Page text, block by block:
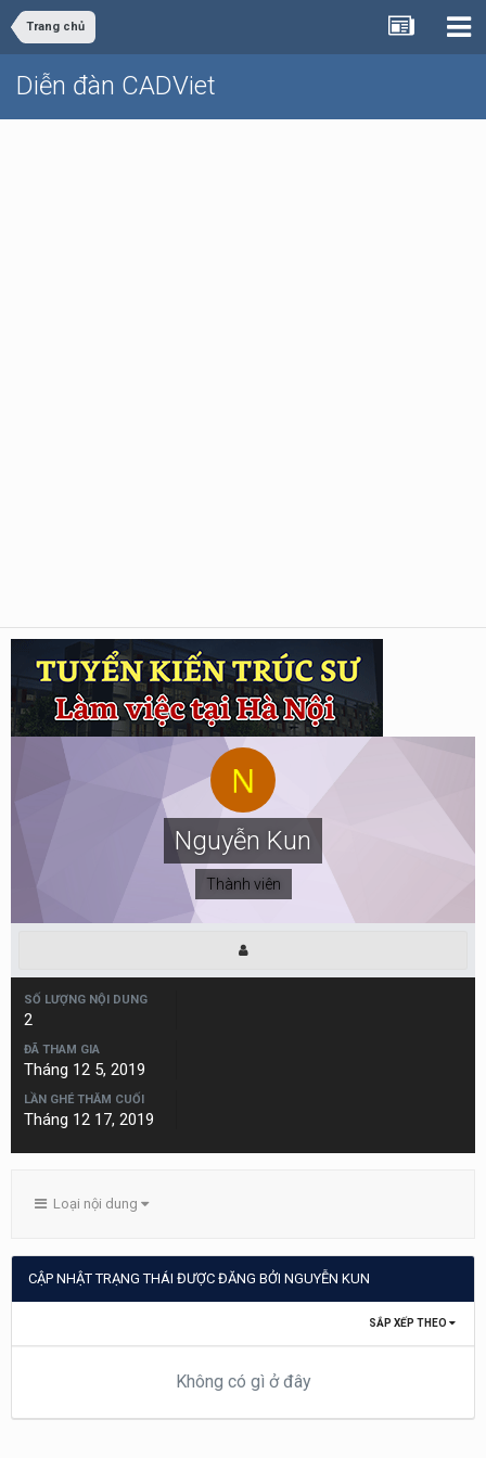
Trang chủ
Diễn đàn CADViet
Nguyễn Kun
Thành viên
SỐ LƯỢNG NỘI DUNG
2
ĐÃ THAM GIA
Tháng 12 5, 2019
LẦN GHÉ THĂM CUỐI
Tháng 12 17, 2019
Loại nội dung
CẬP NHẬT TRẠNG THÁI ĐƯỢC ĐĂNG BỞI NGUYỄN KUN
SẮP XẾP THEO
Không có gì ở đây